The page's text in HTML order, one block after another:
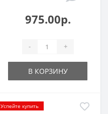
975.00р.
- +
В КОРЗИНУ
Успейте купить